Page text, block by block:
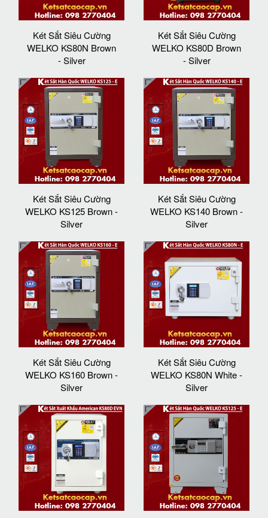
Két Sắt Siêu Cường
WELKO KS80N Brown
- Silver
Két Sắt Siêu Cường
WELKO KS80D Brown
- Silver
Két Sắt Siêu Cường
WELKO KS125 Brown -
Silver
Két Sắt Siêu Cường
WELKO KS140 Brown -
Silver
Két Sắt Siêu Cường
WELKO KS160 Brown -
Silver
Két Sắt Siêu Cường
WELKO KS80N White -
Silver